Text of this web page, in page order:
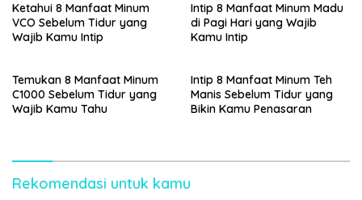
Ketahui 8 Manfaat Minum
VCO Sebelum Tidur yang
Wajib Kamu Intip
Intip 8 Manfaat Minum Madu
di Pagi Hari yang Wajib
Kamu Intip
Temukan 8 Manfaat Minum
C1000 Sebelum Tidur yang
Wajib Kamu Tahu
Intip 8 Manfaat Minum Teh
Manis Sebelum Tidur yang
Bikin Kamu Penasaran
Rekomendasi untuk kamu